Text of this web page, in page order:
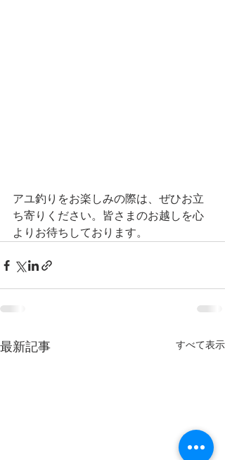
アユ釣りをお楽しみの際は、ぜひお立
ち寄りください。皆さまのお越しを心
よりお待ちしております。
最新記事 すべて表示